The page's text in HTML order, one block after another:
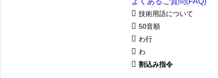
技術用語について
50音順
わ行
わ
割込み指令